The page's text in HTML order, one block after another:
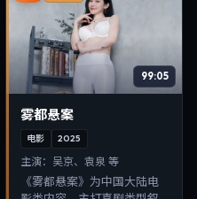
99:05
雾都悬案
电影 2025
主演： 吴京、袁泉 等
《雾都悬案》为中国大陆电